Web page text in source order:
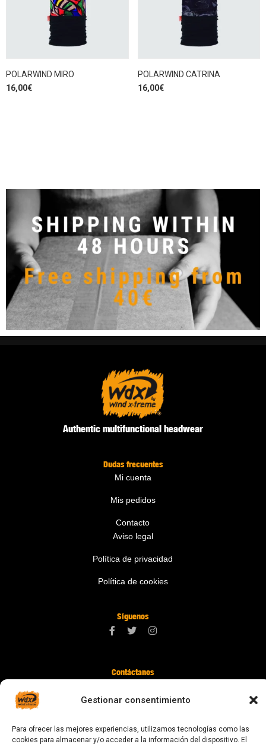
Gestionar consentimiento
Para ofrecer las mejores experiencias, utilizamos tecnologías como las
cookies para almacenar y/o acceder a la información del dispositivo. El
POLARWIND MIRO
16,00€
POLARWIND CATRINA
16,00€
Authentic multifunctional headwear
Dudas frecuentes
Mi cuenta
Mis pedidos
Contacto
Aviso legal
Política de privacidad
Política de cookies
Síguenos
Contáctanos
08024 Barcelona